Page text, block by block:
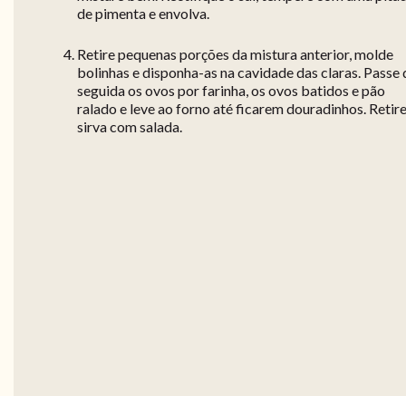
de pimenta e envolva.
Retire pequenas porções da mistura anterior, molde
bolinhas e disponha-as na cavidade das claras. Passe
seguida os ovos por farinha, os ovos batidos e pão
ralado e leve ao forno até ficarem douradinhos.
sirva com salada.